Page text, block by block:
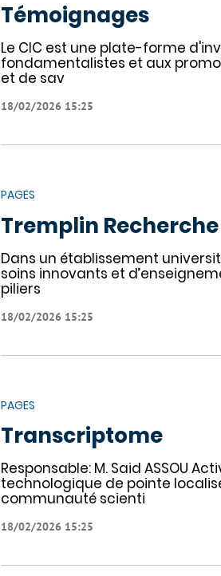
Témoignages
Le CIC est une plate-forme
fondamentalistes et aux
et de sav
18/02/2026 15:25
PAGES
Tremplin Recherche
Dans un établissement
soins innovants et
piliers
18/02/2026 15:25
PAGES
Transcriptome
Responsable: M. Said ASSOU
technologique de pointe
communauté scienti
18/02/2026 15:25